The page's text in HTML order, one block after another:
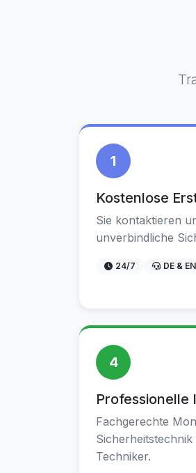
1
Kostenlose
Sie kontaktieren
unverbindliche
24/7 DE & EN
4
Professionelle
Fachgerechte
Techniker.